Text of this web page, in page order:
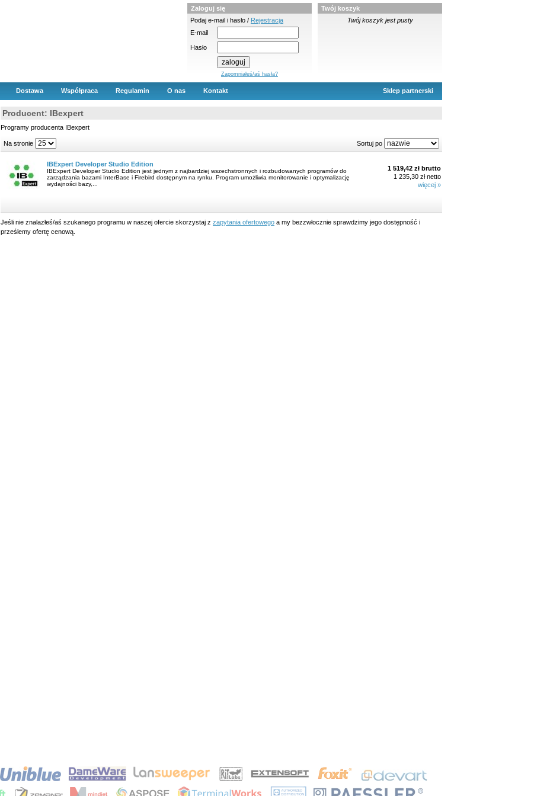
Zaloguj się
Podaj e-mail i hasło / Rejestracja
E-mail
Hasło
Zapomniałeś/aś hasła?
Twój koszyk
Twój koszyk jest pusty
Dostawa Współpraca Regulamin O nas Kontakt Sklep partnerski
Producent: IBexpert
Programy producenta IBexpert
Na stronie Sortuj po
IBExpert Developer Studio Edition
IBExpert Developer Studio Edition jest jednym z najbardziej wszechstronnych i rozbudowanych programów do
zarządzania bazami InterBase i Firebird dostępnym na rynku. Program umożliwia monitorowanie i optymalizację
wydajności bazy,...
1 519,42 zł brutto
1 235,30 zł netto
więcej »
Jeśli nie znalazłeś/aś szukanego programu w naszej ofercie skorzystaj z zapytania ofertowego a my bezzwłocznie sprawdzimy jego dostępność i
prześlemy ofertę cenową.